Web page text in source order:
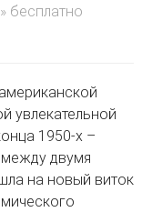
бесплатно
увлекательной
1950-х –
между двумя
на новый виток